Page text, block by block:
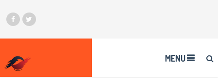
MENU